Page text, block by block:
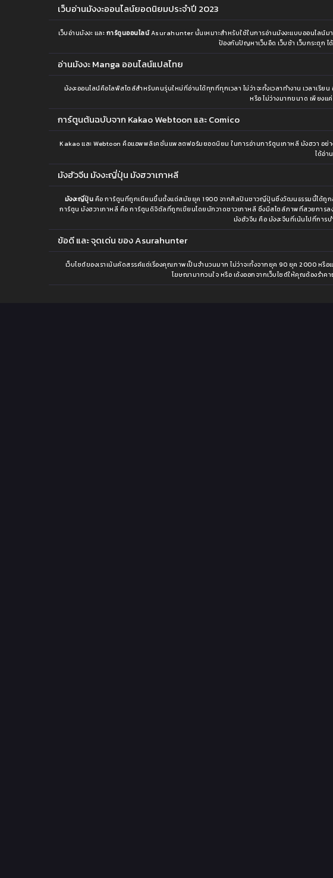
เว็บอ่านมังงะออนไลน์ยอดนิยมประจำปี 2023
เว็บอ่านมังงะ และ การ์ตูนออนไลน์Asurahunter นั้นเหมาะสำหรับใช้ในการอ่านมังงะแบบออนไลน์ม
ป้องกันปัญหาเว็บอืด เว็บช้า เว็บกระตุก
อ่านมังงะ Manga ออนไลน์แปลไทย
ม้งงะออนไลน์คือไลฟ์สไตล์สำหรับคนรุ่นใหม่ที่อ่านได้ทุกที่ทุกเวลา ไม่ว่าจะทั้งเวลาทำงาน เวลาเ
หรือ ไม่ว่างมากขนาด เพียง
การ์ตูนต้นฉบับจาก Kakao Webtoon และ Comico
Kakao และ Webtoon คือแอพพลิเคชั่นแพลตฟอร์มยอดนิยม ในการอ่านการ์ตูนเกาหลี มังฮวา อย่า
ได้อ่า
มังฮัวจีน มังงะญี่ปุ่น มังฮวาเกาหลี
มังงะญี่ปุ่น คือ การ์ตูนที่ถูกเขียนขึ้นตั้งแต่สมัยยุค 1900 จากศิลปินชาวญี่ปุ่นซึ่งวัฒนธรรมนี้ได้ถูกส่
การ์ตูน มังฮวาเกาหลี คือ การ์ตูนดิจิตัลที่ถูกเขียนโดยนักวาดชาวเกาหลี ซึ่งมีสไตล์ภาพที่สวยการ
มังฮัวจีน คือ มังงะจีนที่เน้นไปที่กา
ข้อดี และ จุดเด่น ของ Asurahunter
เว็บไซต์ของเราเน้นคัดสรรค์แต่เรื่องคุณภาพเป็นจำนวนมาก ไม่ว่าจะทั้งจากยุค 90 ยุค 2000 หรือ
โฆษณามากวนใจ หรือ เด้งออกจากเว็บไซต์ให้คุณต้องรำ